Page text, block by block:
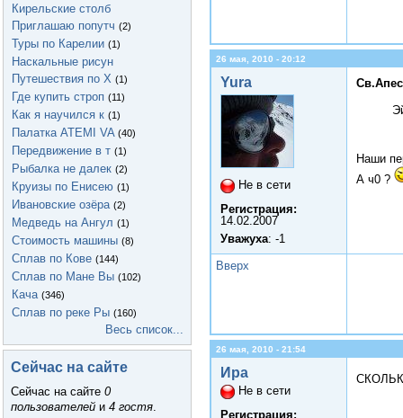
Кирельские столб
Приглашаю попутч (2)
Туры по Карелии (1)
Наскальные рисун
Путешествия по Х (1)
Где купить строп (11)
Как я научился к (1)
Палатка ATEMI VA (40)
Передвижение в т (1)
Рыбалка не далек (2)
Круизы по Енисею (1)
Ивановские озёра (2)
Медведь на Ангул (1)
Стоимость машины (8)
Сплав по Кове (144)
Сплав по Мане Вы (102)
Кача (346)
Сплав по реке Ры (160)
Весь список...
Сейчас на сайте
Сейчас на сайте 0
пользователей и 4 гостя.
26 мая, 2010 - 20:12
Yura
Не в сети
Регистрация:
14.02.2007
Уважуха: -1
Наши
А ч0 ?
Вверх
26 мая, 2010 - 21:54
Ира
Не в сети
Регистрация: